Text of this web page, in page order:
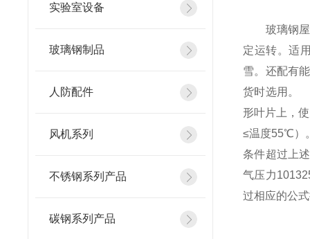
实验室设备
玻璃钢制品
人防配件
风机系列
不锈钢系列产品
碳钢系列产品
玻璃钢屋顶
定运转。适
雪。还配有
货时选用。
形叶片上，
≤温度55℃）
条件超过上
气压力
过相应的公